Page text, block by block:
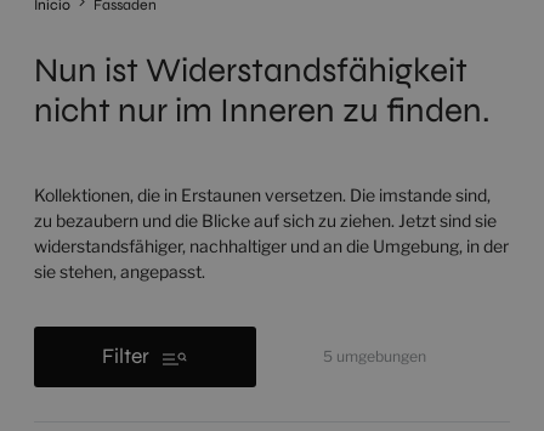
Inicio Fassaden
Nun ist Widerstandsfähigkeit
nicht nur im Inneren zu finden.
Kollektionen, die in Erstaunen versetzen. Die imstande sind,
zu bezaubern und die Blicke auf sich zu ziehen. Jetzt sind sie
widerstandsfähiger, nachhaltiger und an die Umgebung, in der
sie stehen, angepasst.
Filter 5 umgebungen